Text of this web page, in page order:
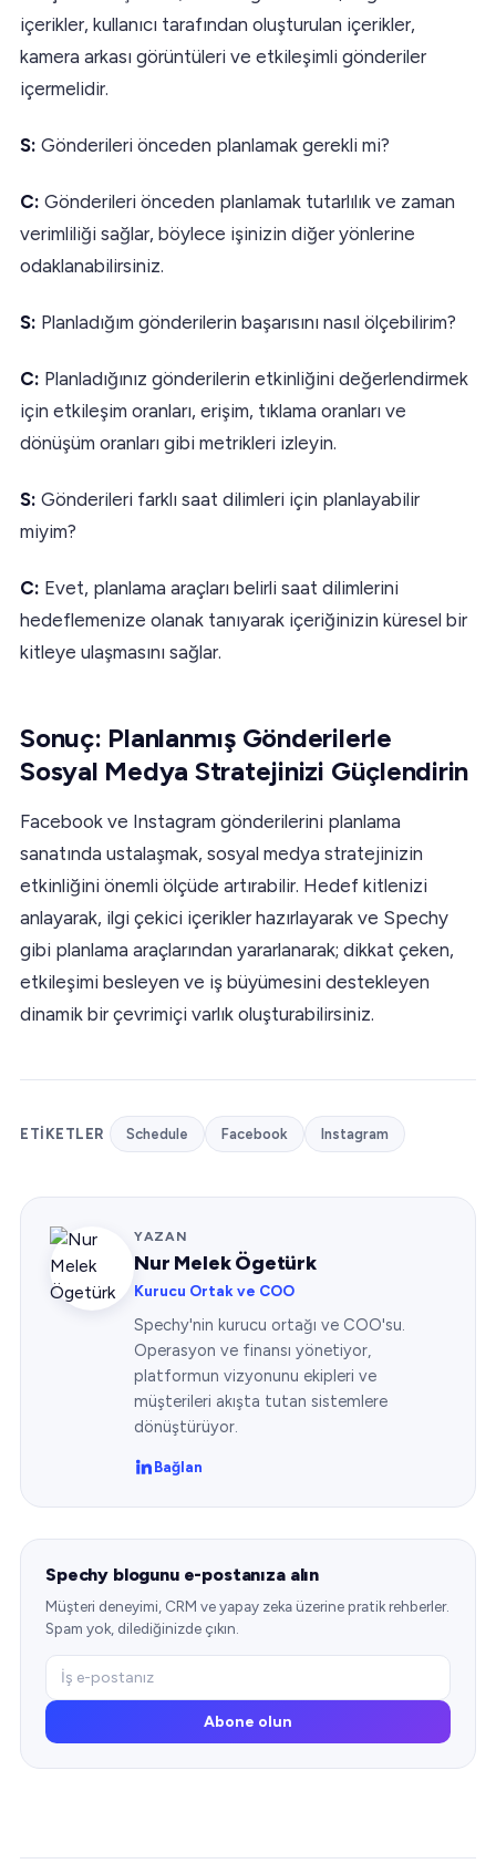
içerikler, kullanıcı tarafından oluşturulan içerikler,
kamera arkası görüntüleri ve etkileşimli gönderiler
içermelidir.
S: Gönderileri önceden planlamak gerekli mi?
C: Gönderileri önceden planlamak tutarlılık ve zaman
verimliliği sağlar, böylece işinizin diğer yönlerine
odaklanabilirsiniz.
S: Planladığım gönderilerin başarısını nasıl ölçebilirim?
C: Planladığınız gönderilerin etkinliğini değerlendirmek
için etkileşim oranları, erişim, tıklama oranları ve
dönüşüm oranları gibi metrikleri izleyin.
S: Gönderileri farklı saat dilimleri için planlayabilir
miyim?
C: Evet, planlama araçları belirli saat dilimlerini
hedeflemenize olanak tanıyarak içeriğinizin küresel bir
kitleye ulaşmasını sağlar.
Sonuç: Planlanmış Gönderilerle
Sosyal Medya Stratejinizi Güçlendirin
Facebook ve Instagram gönderilerini planlama
sanatında ustalaşmak, sosyal medya stratejinizin
etkinliğini önemli ölçüde artırabilir. Hedef kitlenizi
anlayarak, ilgi çekici içerikler hazırlayarak ve Spechy
gibi planlama araçlarından yararlanarak; dikkat çeken,
etkileşimi besleyen ve iş büyümesini destekleyen
dinamik bir çevrimiçi varlık oluşturabilirsiniz.
ETIKETLER Schedule Facebook Instagram
YAZAN
Nur Melek Ögetürk
Kurucu Ortak ve COO
Spechy'nin kurucu ortağı ve COO'su.
Operasyon ve finansı yönetiyor,
platformun vizyonunu ekipleri ve
müşterileri akışta tutan sistemlere
dönüştürüyor.
Bağlan
Spechy blogunu e-postanıza alın
Müşteri deneyimi, CRM ve yapay zeka üzerine pratik rehberler.
Spam yok, dilediğinizde çıkın.
Abone olun